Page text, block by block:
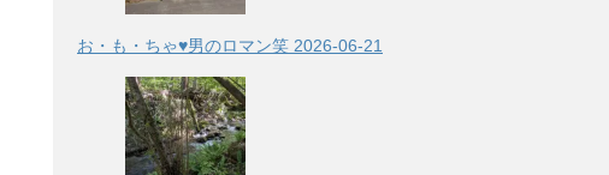
お・も・ちゃ♥男のロマン笑 2026-06-21